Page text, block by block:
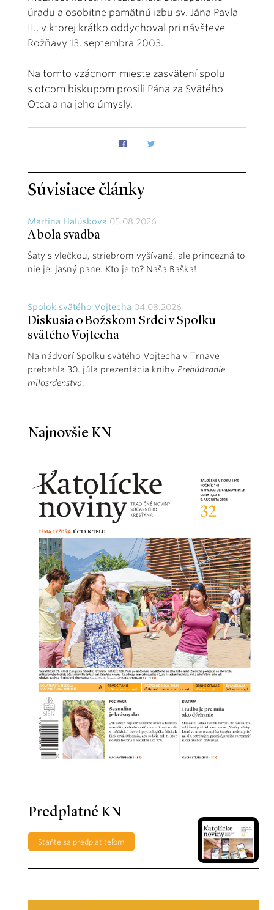
úradu a osobitne pamätnú izbu sv. Jána Pavla
II., v ktorej krátko oddychoval pri návšteve
Rožňavy 13. septembra 2003.
Na tomto vzácnom mieste zasvätení spolu
s otcom biskupom prosili Pána za Svätého
Otca a na jeho úmysly.
Súvisiace články
Martina Halúsková 05.08.2026
A bola svadba
Šaty s vlečkou, striebrom vyšívané, ale princezná to
nie je, jasný pane. Kto je to? Naša Baška!
Spolok svätého Vojtecha 04.08.2026
Diskusia o Božskom Srdci v Spolku
svätého Vojtecha
Na nádvorí Spolku svätého Vojtecha v Trnave
prebehla 30. júla prezentácia knihy Prebúdzanie
milosrdenstva.
Najnovšie KN
Predplatné KN
Staňte sa predplatiteľom